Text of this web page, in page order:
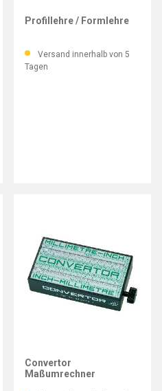
Profillehre / Formlehre
Versand innerhalb von 5
Tagen
Convertor
Maßumrechner